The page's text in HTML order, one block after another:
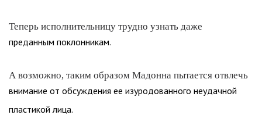
Теперь исполнительницу трудно узнать даже
преданным поклонникам.
А возможно, таким образом Мадонна пытается отвлечь
внимание от обсуждения ее изуродованного неудачной
пластикой лица.